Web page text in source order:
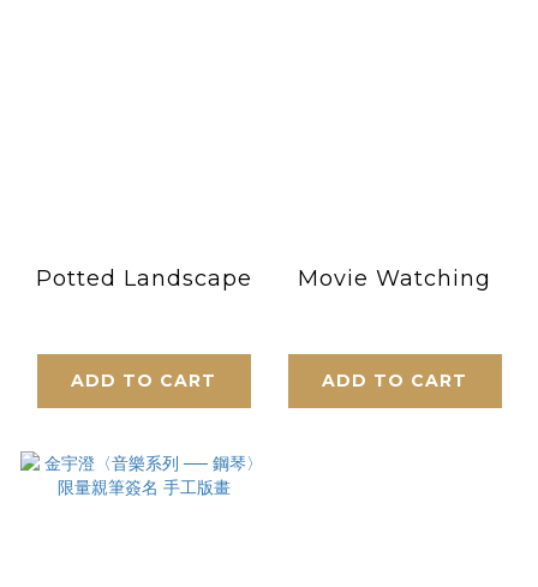
Potted Landscape
ADD TO CART
Movie Watching
ADD TO CART